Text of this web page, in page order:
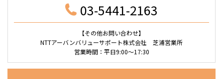
03-5441-2163
【その他お問い合わせ】
NTTアーバンバリューサポート株式会社 芝浦営業所
営業時間：平日9:00～17:30